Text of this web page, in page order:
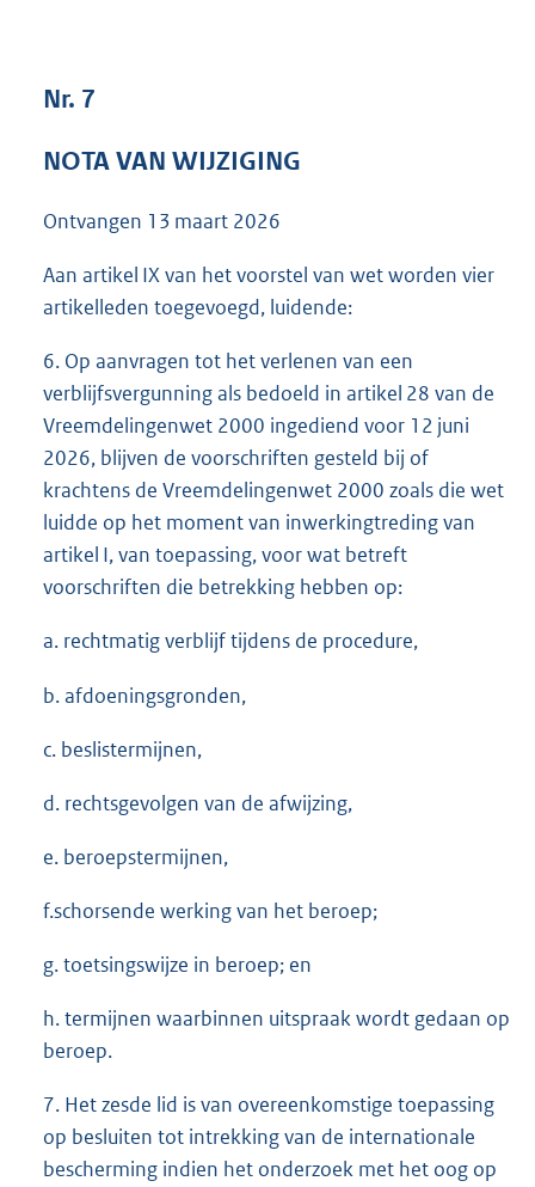
Nr. 7
NOTA VAN WIJZIGING
Ontvangen 13 maart 2026
Aan artikel IX van het voorstel van wet worden vier
artikelleden toegevoegd, luidende:
6. Op aanvragen tot het verlenen van een
verblijfsvergunning als bedoeld in artikel 28 van de
Vreemdelingenwet 2000 ingediend voor 12 juni
2026, blijven de voorschriften gesteld bij of
krachtens de Vreemdelingenwet 2000 zoals die wet
luidde op het moment van inwerkingtreding van
artikel I, van toepassing, voor wat betreft
voorschriften die betrekking hebben op:
a. rechtmatig verblijf tijdens de procedure,
b. afdoeningsgronden,
c. beslistermijnen,
d. rechtsgevolgen van de afwijzing,
e. beroepstermijnen,
f.schorsende werking van het beroep;
g. toetsingswijze in beroep; en
h. termijnen waarbinnen uitspraak wordt gedaan op
beroep.
7. Het zesde lid is van overeenkomstige toepassing
op besluiten tot intrekking van de internationale
bescherming indien het onderzoek met het oog op